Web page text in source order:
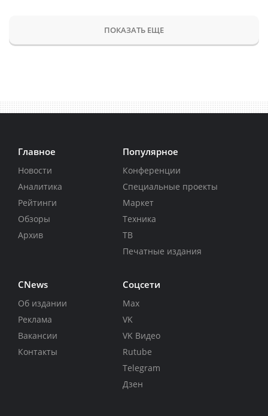
ПОКАЗАТЬ ЕЩЕ
Главное
Новости
Аналитика
Рейтинги
Обзоры
Архив
Популярное
Конференции
Специальные проекты
Маркет
Техника
ТВ
Печатные издания
CNews
Об издании
Реклама
Вакансии
Контакты
Соцсети
Max
VK
VK Видео
Rutube
Telegram
Дзен